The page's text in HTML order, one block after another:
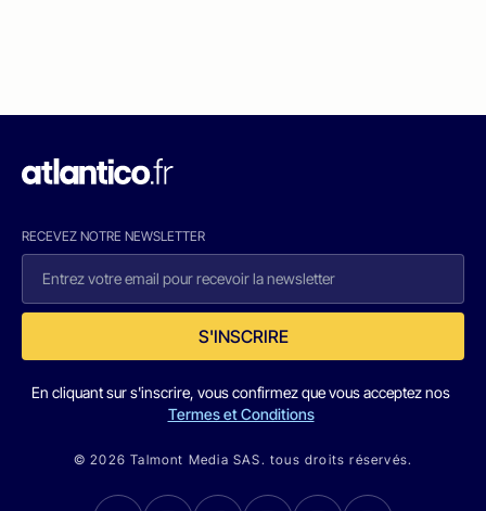
RECEVEZ NOTRE NEWSLETTER
S'INSCRIRE
En cliquant sur s'inscrire, vous confirmez que vous acceptez nos
Termes et Conditions
© 2026 Talmont Media SAS. tous droits réservés.